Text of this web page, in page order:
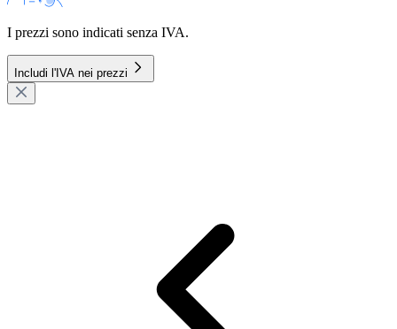
I prezzi sono indicati senza IVA.
Includi l'IVA nei prezzi